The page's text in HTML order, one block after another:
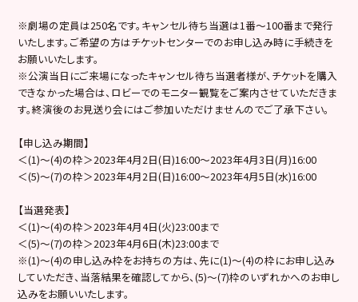
※劇場の定員は250名です。キャンセル待ち当選は1番～100番まで発行
いたします。ご希望の方はチケットセンターでのお申し込み時に手続きを
お願いいたします。
※公演当日にご来場になったキャンセル待ち当選者様が、チケットを購入
できなかった場合は、ロビーでのモニター観覧をご案内させていただきま
す。終演後のお見送り会にはご参加いただけませんのでご了承下さい。
【申し込み期間】
＜(1)～(4)の枠＞2023年4月2日(日)16:00～2023年4月3日(月)16:00
＜(5)～(7)の枠＞2023年4月2日(日)16:00～2023年4月5日(水)16:00
【当選発表】
＜(1)～(4)の枠＞2023年4月4日(火)23:00まで
＜(5)～(7)の枠＞2023年4月6日(木)23:00まで
※(1)～(4)の申し込み枠をお持ちの方は、先に(1)～(4)の枠にお申し込み
していただき、当落結果を確認してから、(5)～(7)枠のいずれかへのお申し
込みをお願いいたします。